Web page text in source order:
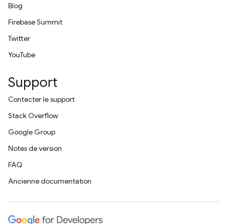
Blog
Firebase Summit
Twitter
YouTube
Support
Contacter le support
Stack Overflow
Google Group
Notes de version
FAQ
Ancienne documentation